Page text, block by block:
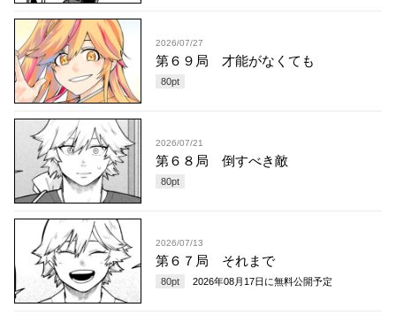
2026/07/27
第６９局 才能がなくても
80pt
2026/07/21
第６８局 倒すべき敵
80pt
2026/07/13
第６７局 それまで
80pt 2026年08月17日 に無料公開予定